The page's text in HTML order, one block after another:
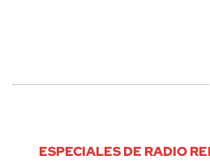
ESPECIALES DE RADIO